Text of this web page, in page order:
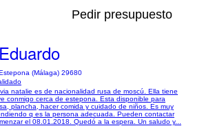
Pedir presupuesto
Eduardo
(Málaga) 29680
natalie es de nacionalidad rusa de moscú. Ella tiene
conmigo cerca de estepona. Esta disponible para
plancha, hacer comida y cuidado de niños. Es muy
q es la persona adecuada. Pueden contactar
el 08.01.2018. Quedó a la espera. Un saludo y...